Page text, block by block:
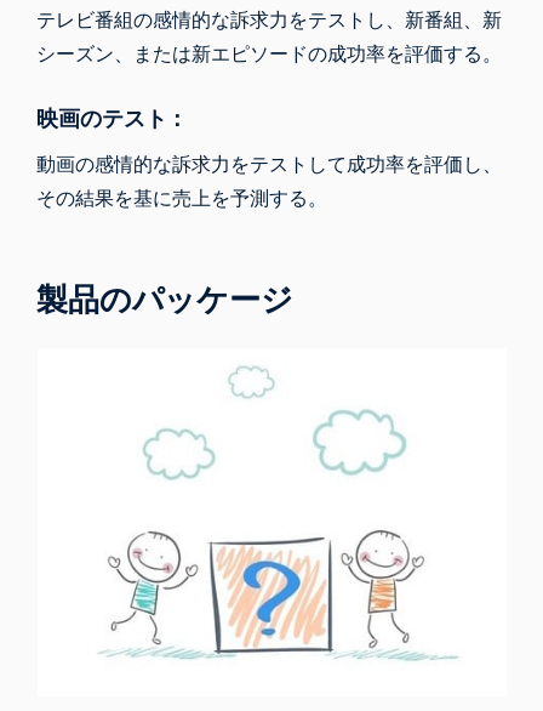
テレビ番組の感情的な訴求力をテストし、新番組、新
シーズン、または新エピソードの成功率を評価する。
映画のテスト：
動画の感情的な訴求力をテストして成功率を評価し、
その結果を基に売上を予測する。
製品のパッケージ